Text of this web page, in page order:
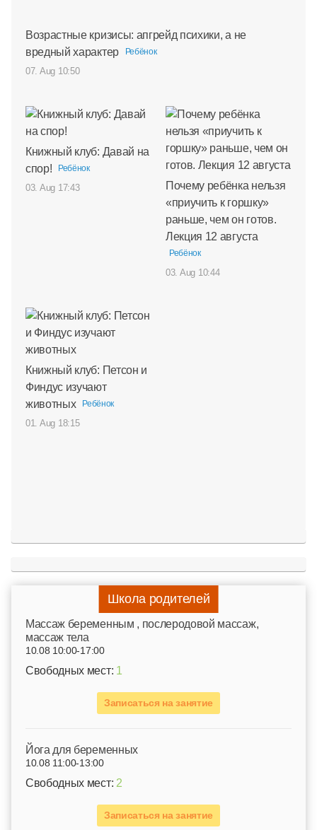
Возрастные кризисы: апгрейд психики, а не
вредный характер
Ребёнок
07. Aug 10:50
Книжный клуб: Давай на
спор!
Ребёнок
03. Aug 17:43
Почему ребёнка нельзя
«приучить к горшку»
раньше, чем он готов.
Лекция 12 августа
Ребёнок
03. Aug 10:44
Книжный клуб: Петсон и
Финдус изучают
животных
Ребёнок
01. Aug 18:15
Школа родителей
Mассаж беременным , послеродовой массаж,
массаж тела
10.08 10:00-17:00
Свободных мест: 1
Записаться на занятие
Йога для беременных
10.08 11:00-13:00
Свободных мест: 2
Записаться на занятие